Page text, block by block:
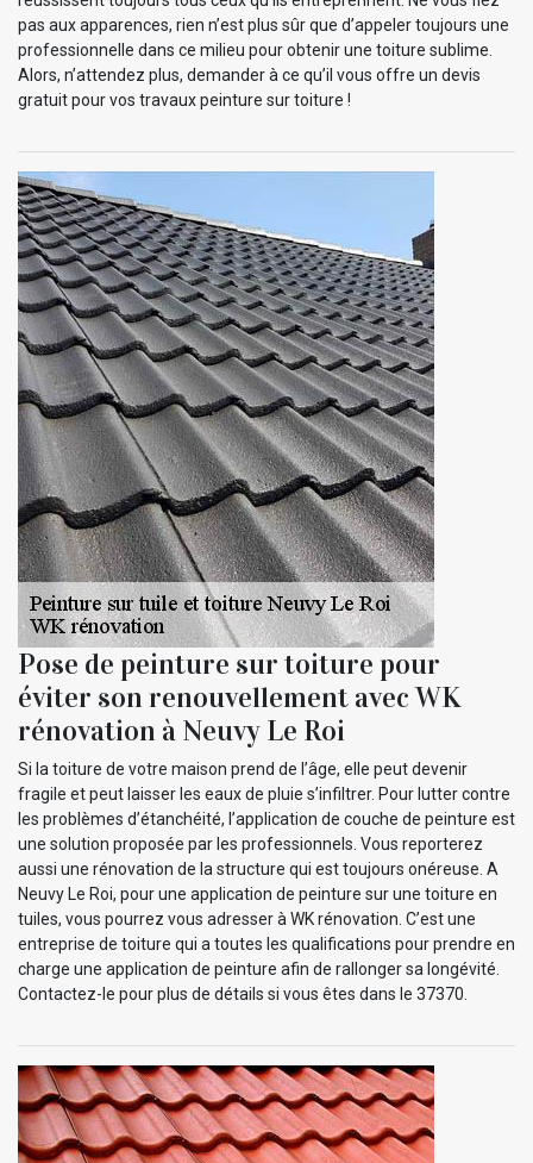
pas aux apparences, rien n’est plus sûr que d’appeler toujours une
professionnelle dans ce milieu pour obtenir une toiture sublime.
Alors, n’attendez plus, demander à ce qu’il vous offre un devis
gratuit pour vos travaux peinture sur toiture !
Pose de peinture sur toiture pour
éviter son renouvellement avec WK
rénovation à Neuvy Le Roi
Si la toiture de votre maison prend de l’âge, elle peut devenir
fragile et peut laisser les eaux de pluie s’infiltrer. Pour lutter contre
les problèmes d’étanchéité, l’application de couche de peinture est
une solution proposée par les professionnels. Vous reporterez
aussi une rénovation de la structure qui est toujours onéreuse. A
Neuvy Le Roi, pour une application de peinture sur une toiture en
tuiles, vous pourrez vous adresser à WK rénovation. C’est une
entreprise de toiture qui a toutes les qualifications pour prendre en
charge une application de peinture afin de rallonger sa longévité.
Contactez-le pour plus de détails si vous êtes dans le 37370.